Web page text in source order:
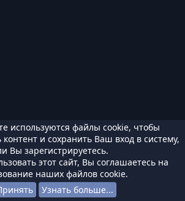
используются файлы cookie, чтобы
и сохранить Ваш вход в систему,
Вы зарегистрируетесь.
этот сайт, Вы соглашаетесь на
наших файлов cookie.
Узнать больше...